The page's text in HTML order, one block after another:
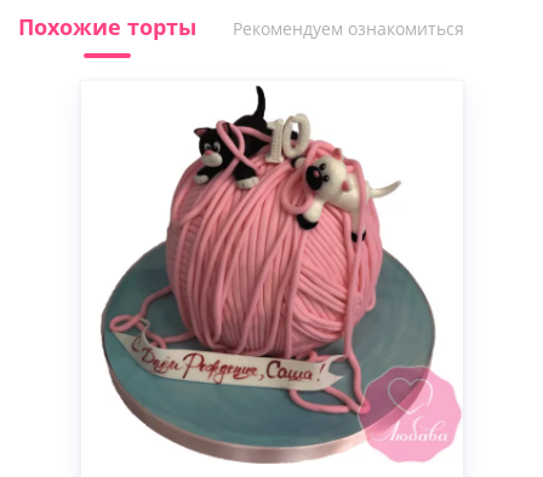
Похожие торты Рекомендуем ознакомиться